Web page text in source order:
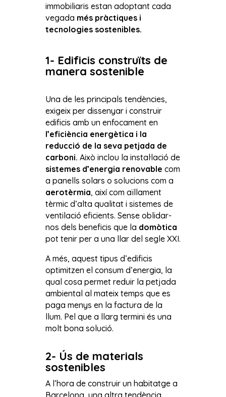
immobiliaris estan adoptant cada
vegada més pràctiques i
tecnologies sostenibles.
1- Edificis construïts de
manera sostenible
Una de les principals tendències,
exigeix per dissenyar i construir
edificis amb un enfocament en
l’eficiència energètica i la
reducció de la seva petjada de
carboni. Això inclou la instal·lació de
sistemes d’energia renovable com
a panells solars o solucions com a
aerotèrmia, així com aïllament
tèrmic d’alta qualitat i sistemes de
ventilació eficients. Sense oblidar-
nos dels beneficis que la domòtica
pot tenir per a una llar del segle XXI.
A més, aquest tipus d’edificis
optimitzen el consum d’energia, la
qual cosa permet reduir la petjada
ambiental al mateix temps que es
paga menys en la factura de la
llum. Pel que a llarg termini és una
molt bona solució.
2- Ús de materials
sostenibles
A l’hora de construir un habitatge a
Barcelona, una altra tendència